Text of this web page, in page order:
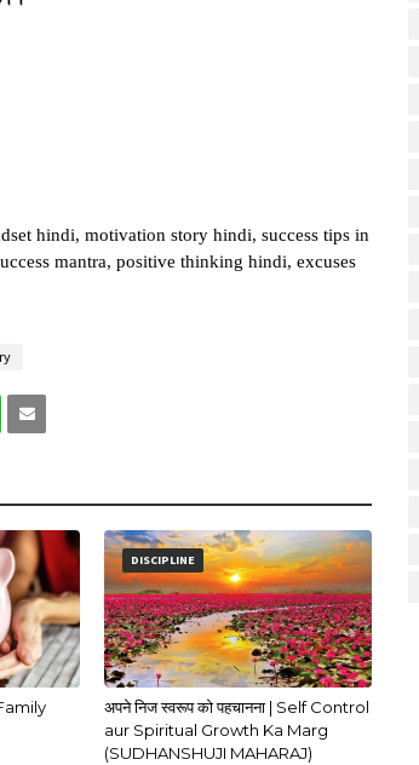
hindi, motivation story hindi, success tips in
mantra, positive thinking hindi, excuses
DISCIPLINE
अपने निज स्वरूप को पहचानना | Self Control
aur Spiritual Growth Ka Marg
(SUDHANSHUJI MAHARAJ)